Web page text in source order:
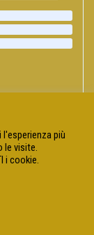
più
le visite.
i cookie.